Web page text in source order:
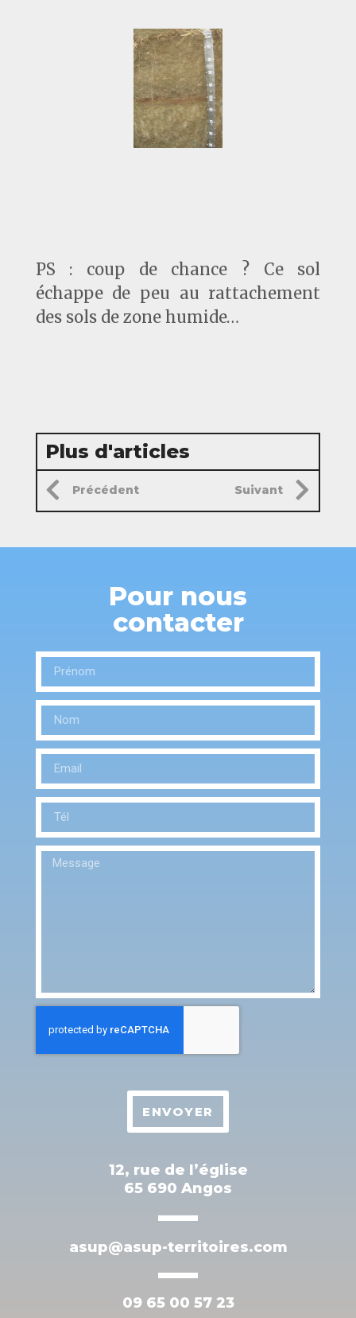
PS : coup de chance ? Ce sol
échappe de peu au rattachement
des sols de zone humide…
Plus d'articles
Précédent Suivant
Pour nous
contacter
ENVOYER
12, rue de l’église
65 690 Angos
asup@asup-territoires.com
09 65 00 57 23